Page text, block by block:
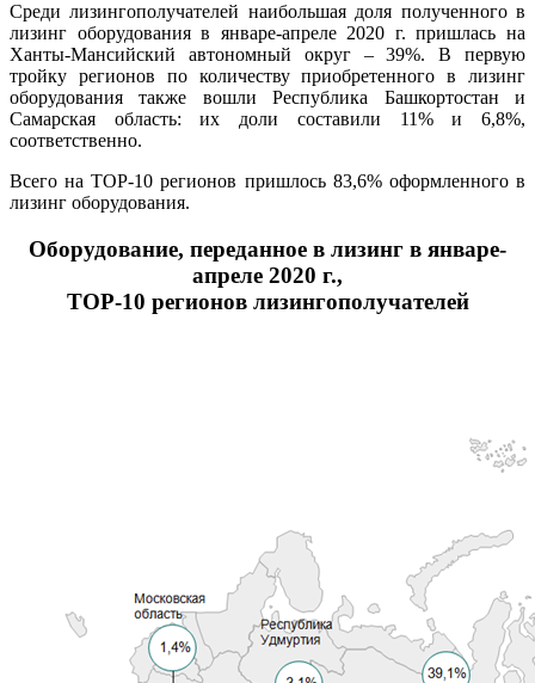
Среди лизингополучателей наибольшая доля полученного в
лизинг оборудования в январе-апреле 2020 г. пришлась на
Ханты-Мансийский автономный округ – 39%. В первую
тройку регионов по количеству приобретенного в лизинг
оборудования также вошли Республика Башкортостан и
Самарская область: их доли составили 11% и 6,8%,
соответственно.
Всего на ТОР-10 регионов пришлось 83,6% оформленного в
лизинг оборудования.
Оборудование, переданное в лизинг в январе-
апреле 2020 г.,
ТОР-10 регионов лизингополучателей